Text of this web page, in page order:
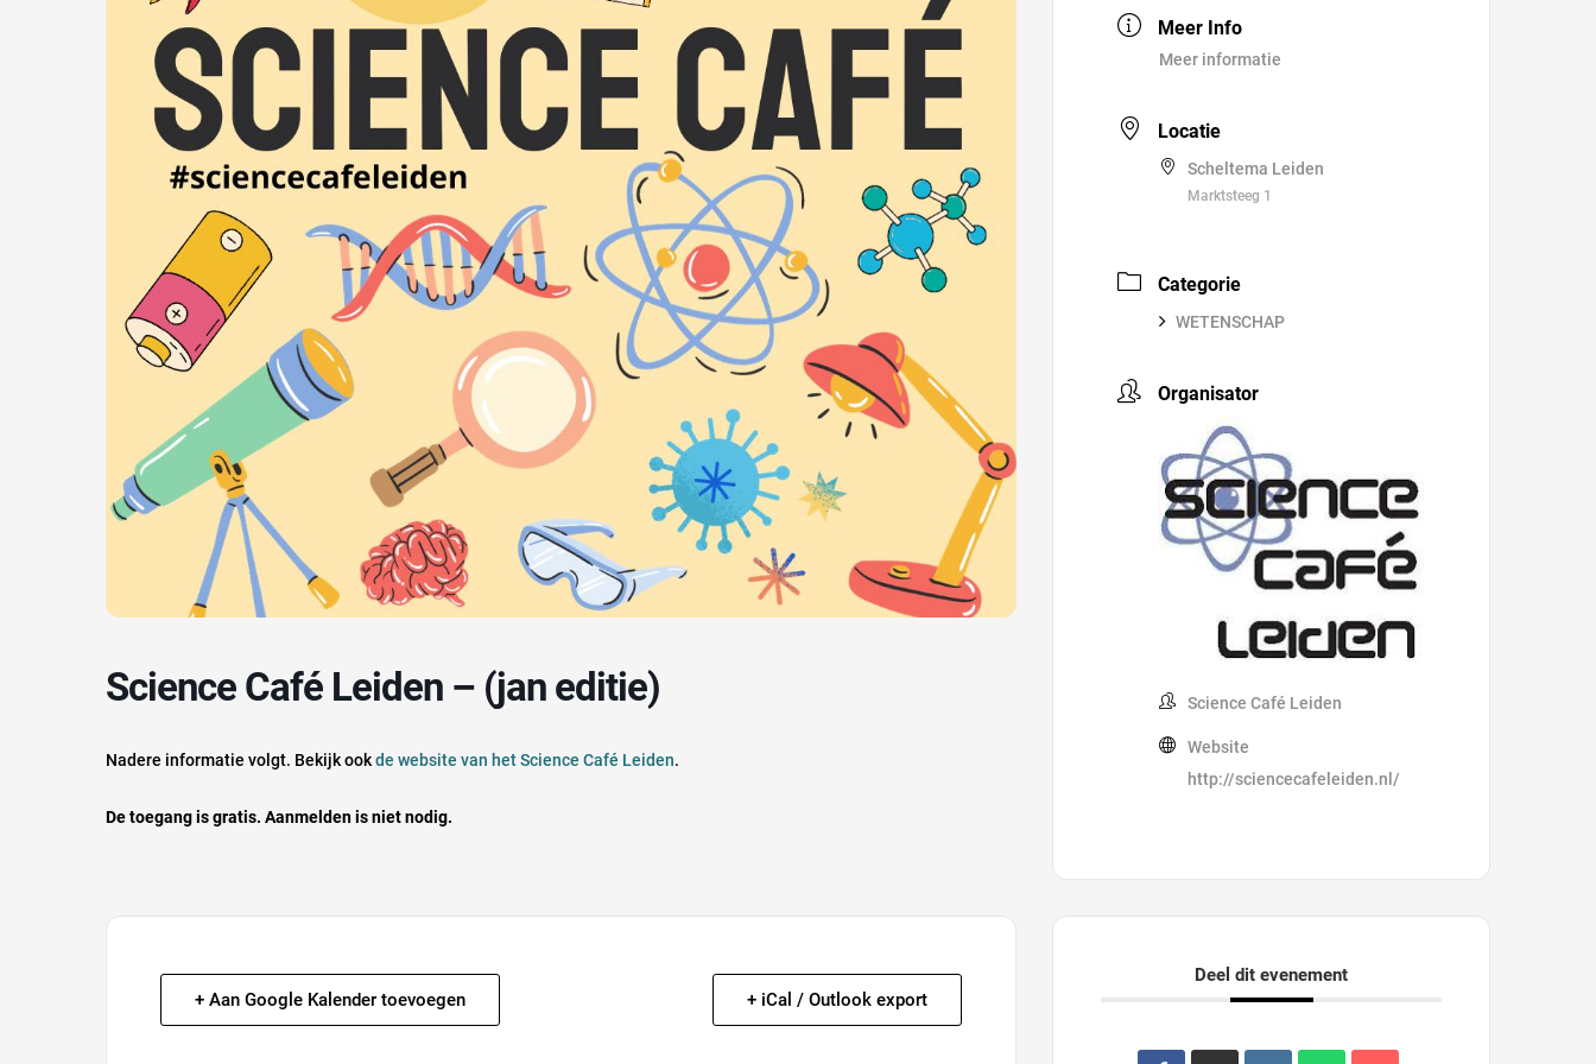
Science Café Leiden – (jan editie)
Nadere informatie volgt. Bekijk ookde website van het Science Café Leiden.
De toegang is gratis. Aanmelden is niet nodig.
+ Aan Google Kalender toevoegen + iCal / Outlook export
Meer Info
Meer informatie
Locatie
Scheltema Leiden
Marktsteeg 1
Categorie
WETENSCHAP
Organisator
Science Café Leiden
Website
http://sciencecafeleiden.nl/
Deel dit evenement